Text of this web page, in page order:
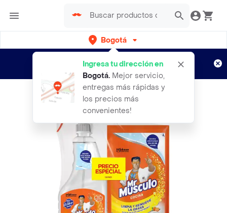
Bogotá
Ingresa tu dirección en
Bogotá. Mejor servicio,
entregas más rápidas y
los precios más
convenientes!
envíos gratis por semanas
Aplican TyC